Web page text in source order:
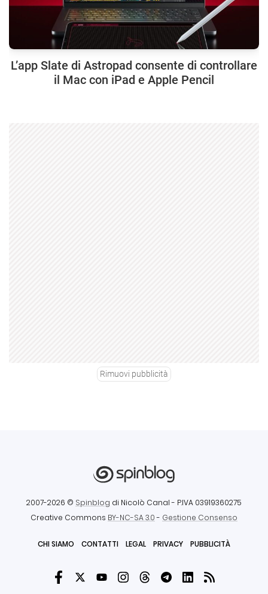
L’app Slate di Astropad consente di controllare
il Mac con iPad e Apple Pencil
Rimuovi pubblicità
2007-2026 © Spinblog di Nicolò Canal - P.IVA 03919360275
Creative Commons BY-NC-SA 3.0- Gestione Consenso
CHI SIAMO CONTATTI LEGAL PRIVACY PUBBLICITÀ